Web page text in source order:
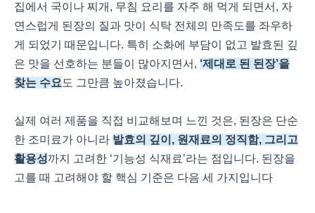
집에서 국이나 찌개, 무침 요리를 자주 해 먹게 되면서, 자
연스럽게 된장의 질과 맛이 식탁 전체의 만족도를 좌우하
게 되었기 때문입니다. 특히 소화에 부담이 없고 발효된 깊
은 맛을 선호하는 분들이 많아지면서, ‘제대로 된 된장’을
찾는 수요 도 그만큼 높아졌습니다.
실제 여러 제품을 직접 비교해보며 느낀 것은, 된장은 단순
한 조미료가 아니라 발효의 깊이, 원재료의 정직함, 그리고
활용성까지 고려한 ‘기능성 식재료’라는 점입니다. 된장을
고를 때 고려해야 할 핵심 기준은 다음 세 가지입니다